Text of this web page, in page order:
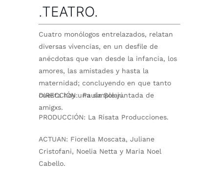
.TEATRO.
Cuatro monólogos entrelazados, relatan
diversas vivencias, en un desfile de
anécdotas que van desde la infancia, los
amores, las amistades y hasta la
maternidad; concluyendo en que tanto
cuesta hoy una simple juntada de
amigxs.
DIRECCIÓN:Paula Solari.
PRODUCCIÓN: La Risata Producciones.
ACTUAN: Fiorella Moscata, Juliane
Cristofani, Noelia Netta y Maria Noel
Cabello.